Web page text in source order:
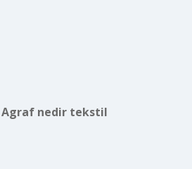
Agraf nedir tekstil